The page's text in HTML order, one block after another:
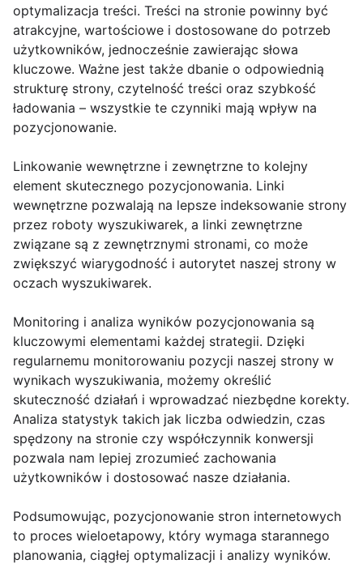
optymalizacja treści. Treści na stronie powinny być
atrakcyjne, wartościowe i dostosowane do potrzeb
użytkowników, jednocześnie zawierając słowa
kluczowe. Ważne jest także dbanie o odpowiednią
strukturę strony, czytelność treści oraz szybkość
ładowania – wszystkie te czynniki mają wpływ na
pozycjonowanie.
Linkowanie wewnętrzne i zewnętrzne to kolejny
element skutecznego pozycjonowania. Linki
wewnętrzne pozwalają na lepsze indeksowanie strony
przez roboty wyszukiwarek, a linki zewnętrzne
związane są z zewnętrznymi stronami, co może
zwiększyć wiarygodność i autorytet naszej strony w
oczach wyszukiwarek.
Monitoring i analiza wyników pozycjonowania są
kluczowymi elementami każdej strategii. Dzięki
regularnemu monitorowaniu pozycji naszej strony w
wynikach wyszukiwania, możemy określić
skuteczność działań i wprowadzać niezbędne korekty.
Analiza statystyk takich jak liczba odwiedzin, czas
spędzony na stronie czy współczynnik konwersji
pozwala nam lepiej zrozumieć zachowania
użytkowników i dostosować nasze działania.
Podsumowując, pozycjonowanie stron internetowych
to proces wieloetapowy, który wymaga starannego
planowania, ciągłej optymalizacji i analizy wyników.